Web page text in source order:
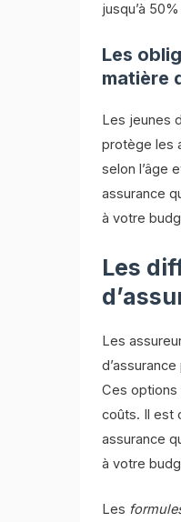
jusqu’à
Les
matière
Les jeunes
protège les
selon l’âge
assurance
à votre
Les
Les
Ces options
coûts. Il est
assurance
à votre
Les